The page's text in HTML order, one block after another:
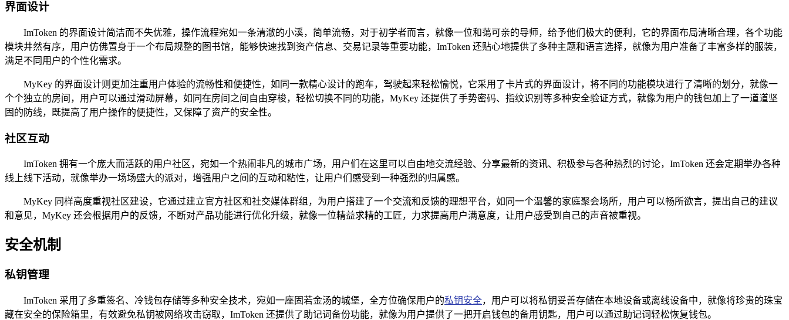
界面设计
ImToken 的界面设计简洁而不失优雅，操作流程宛如一条清澈的小溪，简单流畅，对于初学者而言，就像一位和蔼可亲的导师，给予他们极大的便利，它的界面布局清晰合理，各个功能
模块井然有序，用户仿佛置身于一个布局规整的图书馆，能够快速找到资产信息、交易记录等重要功能，ImToken 还贴心地提供了多种主题和语言选择，就像为用户准备了丰富多样的服装，
满足不同用户的个性化需求。
MyKey 的界面设计则更加注重用户体验的流畅性和便捷性，如同一款精心设计的跑车，驾驶起来轻松愉悦，它采用了卡片式的界面设计，将不同的功能模块进行了清晰的划分，就像一
个个独立的房间，用户可以通过滑动屏幕，如同在房间之间自由穿梭，轻松切换不同的功能，MyKey 还提供了手势密码、指纹识别等多种安全验证方式，就像为用户的钱包加上了一道道坚
固的防线，既提高了用户操作的便捷性，又保障了资产的安全性。
社区互动
ImToken 拥有一个庞大而活跃的用户社区，宛如一个热闹非凡的城市广场，用户们在这里可以自由地交流经验、分享最新的资讯、积极参与各种热烈的讨论，ImToken 还会定期举办各种
线上线下活动，就像举办一场场盛大的派对，增强用户之间的互动和粘性，让用户们感受到一种强烈的归属感。
MyKey 同样高度重视社区建设，它通过建立官方社区和社交媒体群组，为用户搭建了一个交流和反馈的理想平台，如同一个温馨的家庭聚会场所，用户可以畅所欲言，提出自己的建议
和意见，MyKey 还会根据用户的反馈，不断对产品功能进行优化升级，就像一位精益求精的工匠，力求提高用户满意度，让用户感受到自己的声音被重视。
安全机制
私钥管理
ImToken 采用了多重签名、冷钱包存储等多种安全技术，宛如一座固若金汤的城堡，全方位确保用户的私钥安全，用户可以将私钥妥善存储在本地设备或离线设备中，就像将珍贵的珠宝
藏在安全的保险箱里，有效避免私钥被网络攻击窃取，ImToken 还提供了助记词备份功能，就像为用户提供了一把开启钱包的备用钥匙，用户可以通过助记词轻松恢复钱包。